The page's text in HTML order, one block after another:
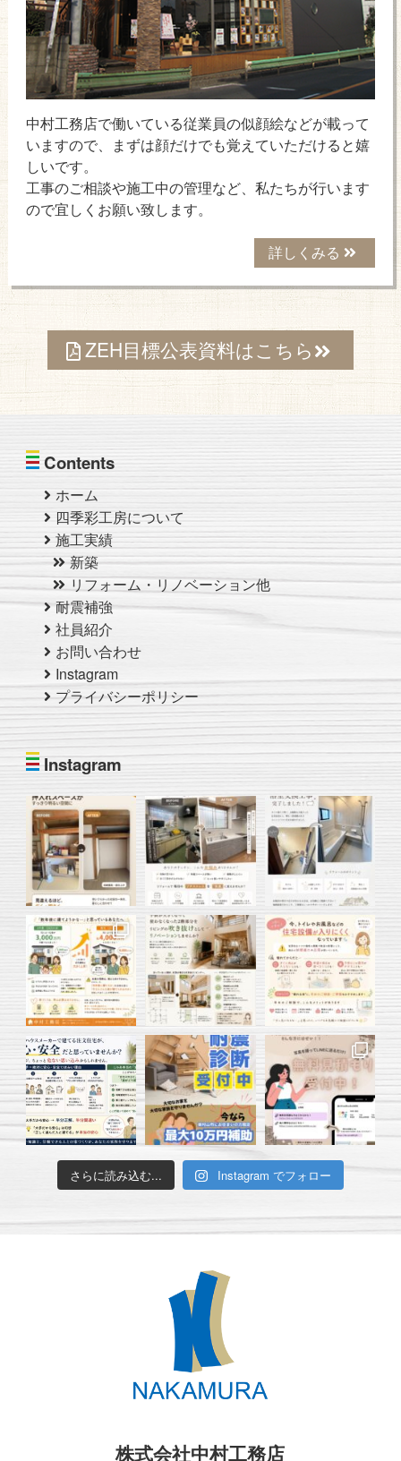
中村工務店で働いている従業員の似顔絵などが載って
いますので、まずは顔だけでも覚えていただけると嬉
しいです。
工事のご相談や施工中の管理など、私たちが行います
ので宜しくお願い致します。
詳しくみる
ZEH目標公表資料はこちら
Contents
ホーム
四季彩工房について
施工実績
新築
リフォーム・リノベーション他
耐震補強
社員紹介
お問い合わせ
Instagram
プライバシーポリシー
Instagram
さらに読み込む... Instagram でフォロー
株式会社中村工務店